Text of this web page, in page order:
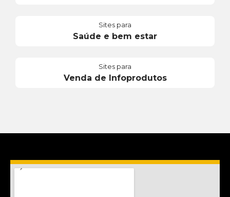
Sites para
Saúde e bem estar
Sites para
Venda de Infoprodutos